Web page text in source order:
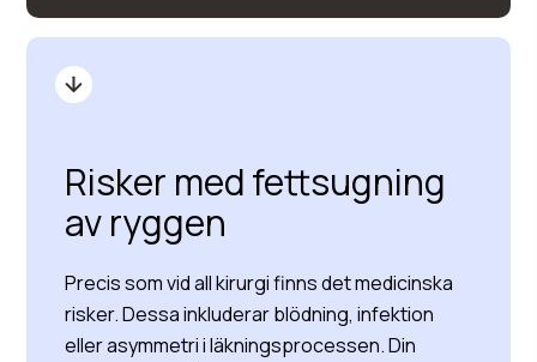
Risker med fettsugning
av ryggen
Precis som vid all kirurgi finns det medicinska
risker. Dessa inkluderar blödning, infektion
eller asymmetri i läkningsprocessen. Din